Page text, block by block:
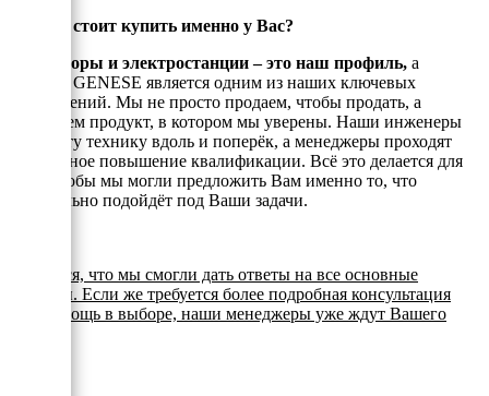
Почему стоит купить именно у Вас?
Генераторы и электростанции – это наш профиль, а
техника GENESE является одним из наших ключевых
направлений. Мы не просто продаем, чтобы продать, а
реализуем продукт, в котором мы уверены. Наши инженеры
знают эту технику вдоль и поперёк, а менеджеры проходят
постоянное повышение квалификации. Всё это делается для
того, чтобы мы могли предложить Вам именно то, что
оптимально подойдёт под Ваши задачи.
Надеемся, что мы смогли дать ответы на все основные
вопросы. Если же требуется более подробная консультация
или помощь в выборе, наши менеджеры уже ждут Вашего